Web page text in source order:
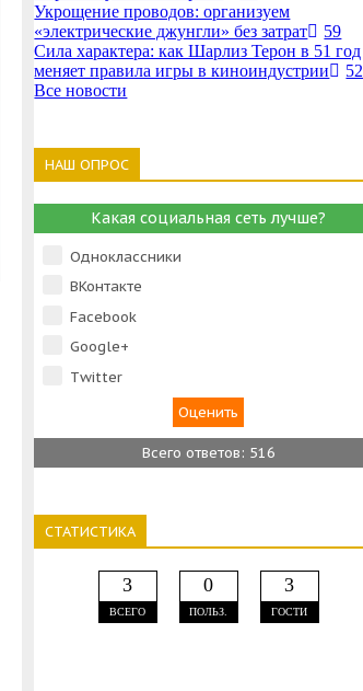
Укрощение проводов: организуем
«электрические джунгли» без затрат
59
Сила характера: как Шарлиз Терон в 51 год
меняет правила игры в киноиндустрии
52
Все новости
НАШ ОПРОС
Какая социальная сеть лучше?
Одноклассники
ВКонтакте
Facebook
Google+
Тwitter
Всего ответов: 516
СТАТИСТИКА
3
ВСЕГО
0
ПОЛЬЗ.
3
ГОСТИ